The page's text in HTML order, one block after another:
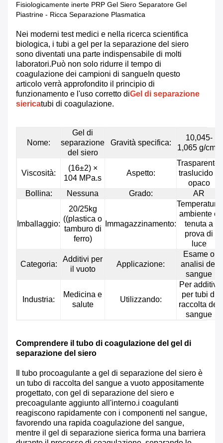
Fisiologicamente inerte PRP Gel Siero Separatore Gel
Piastrine - Ricca Separazione Plasmatica
Nei moderni test medici e nella ricerca scientifica
biologica, i tubi a gel per la separazione del siero
sono diventati una parte indispensabile di molti
laboratori.Può non solo ridurre il tempo di
coagulazione dei campioni di sangueIn questo
articolo verrà approfondito il principio di
funzionamento e l'uso corretto diGel di separazione
siericatubi di coagulazione.
Nome:
Gel di
separazione
del siero
Gravità specifica:
10,045-
1,065 g/cm3
Viscosità:
(16±2) ×
104 MPa.s
Aspetto:
Trasparente,
traslucido o
opaco
Bollina:
Nessuna Grado: AR
Imballaggio:
20/25kg
((plastica o
tamburo di
ferro)
Immagazzinamento:
Temperatura
ambiente e
tenuta a
prova di
luce
Categoria:
Additivi per
il vuoto
Applicazione:
Esame o
analisi del
sangue
Industria:
Medicina e
salute
Utilizzando:
Per additivi
per tubi di
raccolta del
sangue
Comprendere il tubo di coagulazione del gel di
separazione del siero
Il tubo procoagulante a gel di separazione del siero è
un tubo di raccolta del sangue a vuoto appositamente
progettato, con gel di separazione del siero e
precoagulante aggiunto all'interno.i coagulanti
reagiscono rapidamente con i componenti nel sangue,
favorendo una rapida coagulazione del sangue,
mentre il gel di separazione sierica forma una barriera